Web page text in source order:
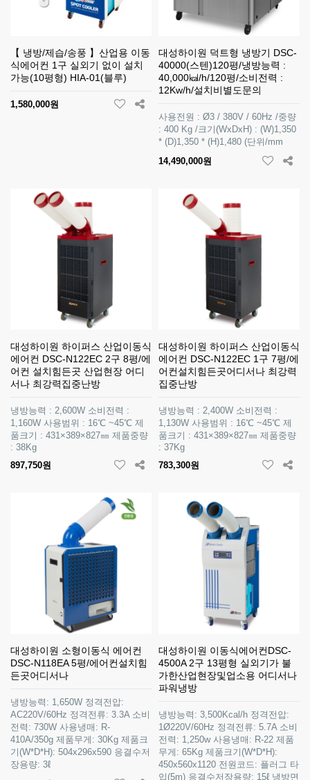
【 냉방/제습/송풍 】산업용 이동
식에어컨 1구 실외기 없이 설치
가능(10평형) HIA-01(블루)
1,580,000원
대성하이원 덕트형 냉방기 DSC-
40000(스텐)120평/냉방능력 :
40,000㎉/h/120평/소비전력 :
12Kw/h/설치비별도문의
사용전원 : Ø3 / 380V / 60Hz /중량
: 400 Kg /크기(WxDxH) : (W)1,350
* (D)1,350 * (H)1,480 (단위/mm
14,490,000원
대성하이원 하이퍼스 산업이동식
에어컨 DSC-N122EC 2구 8평/에
어컨 설치힘든곳 산업현장 어디
서나 최강력집중난방
냉방능력 : 2,600W 소비전력 :
1,160W 사용범위 : 16℃ ~45℃ 제
품크기 : 431×389×827㎜ 제품중량
: 38Kg
897,750원
대성하이원 하이퍼스 산업이동식
에어컨 DSC-N122EC 1구 7평/에
어컨설치힘든곳어디서나 최강력
집중난방
냉방능력 : 2,400W 소비전력 :
1,130W 사용범위 : 16℃ ~45℃ 제
품크기 : 431×389×827㎜ 제품중량
: 37Kg
783,300원
대성하이원 소형이동식 에어컨
DSC-N118EA 5평/에어컨설치힘
든곳어디서나
냉방능력: 1,650W 정격전압:
AC220V/60Hz 정격전류: 3.3A 소비
전력: 730W 사용냉매: R-
410A/350g 제품무게: 30Kg 제품크
기(W*D*H): 504x296x590 응결수저
장용량: 3ℓ
대성하이원 이동식에어컨DSC-
4500A 2구 13평형 실외기가 불
가한산업현장및업소용 어디서나
파워냉방
냉방능력: 3,500Kcal/h 정격전압:
1Ø220V/60Hz 정격전류: 5.7A 소비
전력: 1,250w 사용냉매: R-22 제품
무게: 65Kg 제품크기(W*D*H):
450x560x1120 전원코드: 플러그 타
입(5m) 응결수저장용량: 15ℓ 냉방면